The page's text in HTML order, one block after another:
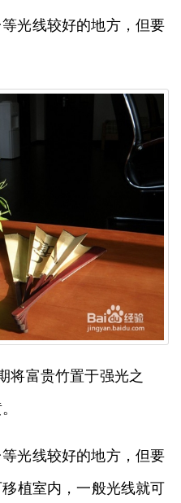
光线较好的地方，但要
将富贵竹置于强光之
光线较好的地方，但要
植室内，一般光线就可